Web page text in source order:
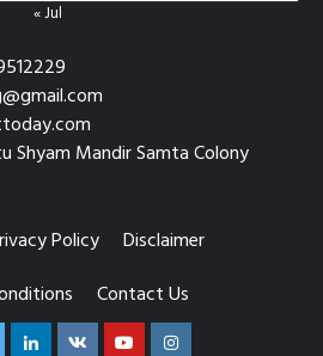
« Jul
Shyam Mandir Samta Colony
Policy
Disclaimer
Contact Us
Linkedin
VK YoutubeInstagram